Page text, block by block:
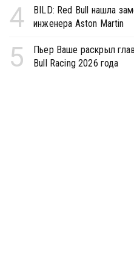
4
BILD: Red Bull нашла
инженера Aston Martin
5
Пьер Ваше раскрыл
Bull Racing 2026 года